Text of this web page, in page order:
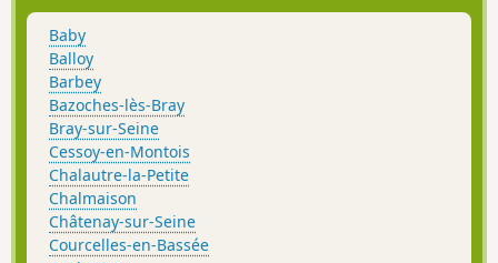
Baby
Balloy
Barbey
Bazoches-lès-Bray
Bray-sur-Seine
Cessoy-en-Montois
Chalautre-la-Petite
Chalmaison
Châtenay-sur-Seine
Courcelles-en-Bassée